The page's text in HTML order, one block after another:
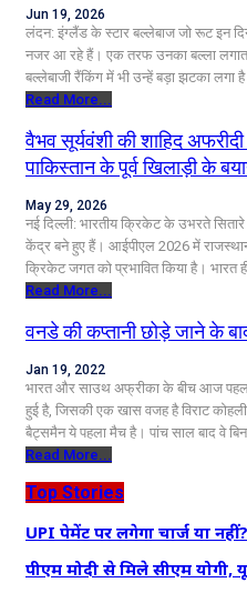
Jun 19, 2026
लंदन: इंग्लैंड के स्टार बल्लेबाज जो रूट इन
नजर आ रहे हैं। एक तरफ उनका बल्ला
बल्लेबाजी रैंकिंग में भी उन्हें बड़ा झटका
Read More...
वैभव सूर्यवंशी की शाहिद
पाकिस्तान के पूर्व खिलाड़ी के
May 29, 2026
नई दिल्ली: भारतीय क्रिकेट के उभरते
केंद्र बने हुए हैं। आईपीएल 2026 में
क्रिकेट जगत को प्रभावित किया है। भारत
Read More...
वनडे की कप्तानी छोड़े जाने के
Jan 19, 2022
भारत और साउथ अफ्रीका के बीच आज
हुई है, जिसकी एक खास वजह है विराट
बैट्समैन ये पहला मैच है। पांच साल बाद वे
Read More...
Top Stories
UPI पेमेंट पर लगेगा चार्ज या
पीएम मोदी से मिले सीएम